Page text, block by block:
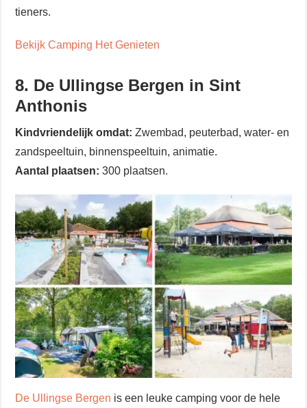
tieners.
Bekijk Camping Het Genieten
8. De Ullingse Bergen in Sint
Anthonis
Kindvriendelijk omdat: Zwembad, peuterbad, water- en
zandspeeltuin, binnenspeeltuin, animatie.
Aantal plaatsen:300 plaatsen.
De Ullingse Bergen is een leuke camping voor de hele